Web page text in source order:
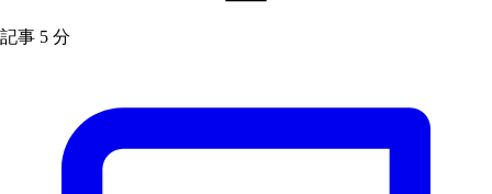
記事 5 分